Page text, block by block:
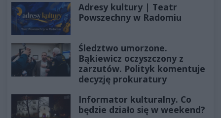
Adresy kultury | Teatr
Powszechny w Radomiu
Śledztwo umorzone.
Bąkiewicz oczyszczony z
zarzutów. Polityk komentuje
decyzję prokuratury
Informator kulturalny. Co
będzie działo się w weekend?